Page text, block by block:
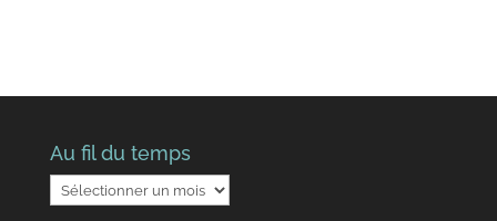
Au fil du temps
Au
fil